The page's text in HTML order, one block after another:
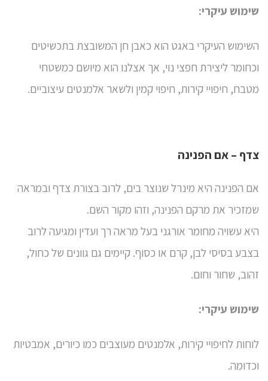
שימוש עיקרי:
השימוש העיקרי באגט הוא כאבן חן המשובצת בתכשיטים
וכחומר ליצירת חפצי נוי, אך אצלנו הוא מיושם כמשטחי
מטבח, חיפויי קירות, חיפוי קמין ולשאר אלמנטים עיצוביים.
צדף – אם הפנינה
אם הפנינה היא מינרל שנוצר בים, לרוב בצורת צדף ובמראה
שמזכיר את מרקם הפנינה, וזהו מקור השם.
היא עשויה מחומר אורגני בעל מראה רך ועדין ומגיעה לרוב
בצבע בסיסי לבן, קרם או כסוף. קיימים גם גוונים של כחול,
זהוב, שחור וחום.
שימוש עיקרי:
לוחות לחיפויי קירות, אלמנטים מעוצבים כמו כיורים, אמבטיות
וכדומה.